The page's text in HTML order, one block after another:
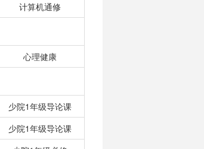
计算机通修
心理健康
少院1年级导论课
少院1年级导论课